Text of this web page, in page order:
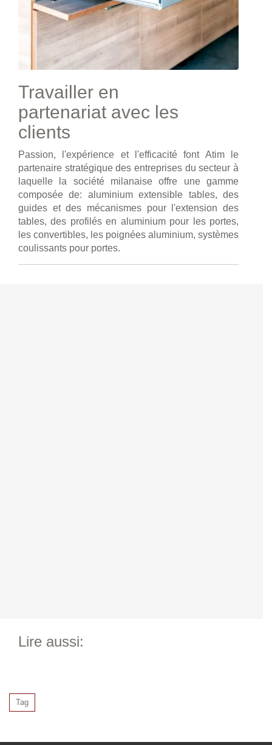
Travailler en
partenariat avec les
clients
Passion, l'expérience et l'efficacité font Atim le
partenaire stratégique des entreprises du secteur à
laquelle la société milanaise offre une gamme
composée de: aluminium extensible tables, des
guides et des mécanismes pour l'extension des
tables, des profilés en aluminium pour les portes,
les convertibles, les poignées aluminium, systèmes
coulissants pour portes.
Lire aussi:
Tag